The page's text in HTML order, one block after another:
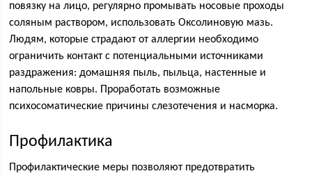
повязку на лицо, регулярно промывать носовые проходы
соляным раствором, использовать Оксолиновую мазь.
Людям, которые страдают от аллергии необходимо
ограничить контакт с потенциальными источниками
раздражения: домашняя пыль, пыльца, настенные и
напольные ковры. Проработать возможные
психосоматические причины слезотечения и насморка.
Профилактика
Профилактические меры позволяют предотвратить